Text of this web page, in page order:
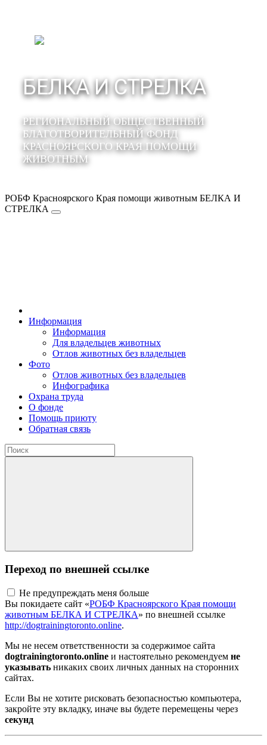
БЕЛКА И СТРЕЛКА
РЕГИОНАЛЬНЫЙ ОБЩЕСТВЕННЫЙ
БЛАГОТВОРИТЕЛЬНЫЙ ФОНД
КРАСНОЯРСКОГО КРАЯ ПОМОЩИ
ЖИВОТНЫМ
РОБФ Красноярского Края помощи животным БЕЛКА И
СТРЕЛКА
Информация
Информация
Для владельцев животных
Отлов животных без владельцев
Фото
Отлов животных без владельцев
Инфографика
Охрана труда
О фонде
Помощь приюту
Обратная связь
Переход по внешней ссылке
Не предупреждать меня больше
Вы покидаете сайт «РОБФ Красноярского Края помощи
животным БЕЛКА И СТРЕЛКА» по внешней ссылке
http://dogtrainingtoronto.online.
Мы не несем ответственности за содержимое сайта
dogtrainingtoronto.online и настоятельно рекомендуем не
указывать никаких своих личных данных на сторонних
сайтах.
Если Вы не хотите рисковать безопасностью компьютера,
закройте эту вкладку, иначе вы будете перемещены через
секунд